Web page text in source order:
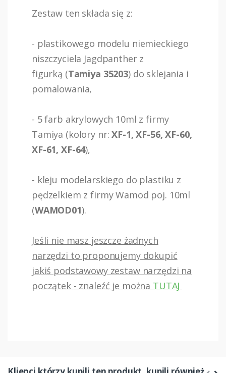
Zestaw ten składa się z:
- plastikowego modelu niemieckiego
niszczyciela Jagdpanther z
figurką (Tamiya 35203) do sklejania i
pomalowania,
- 5 farb akrylowych 10ml z firmy
Tamiya (kolory nr:XF-1, XF-56, XF-60,
XF-61, XF-64),
- kleju modelarskiego do plastiku z
pędzelkiem z firmy Wamod poj. 10ml
(WAMOD01).
Jeśli nie masz jeszcze żadnych
narzędzi to proponujemy dokupić
jakiś podstawowy zestaw narzędzi na
początek - znaleźć je można TUTAJ